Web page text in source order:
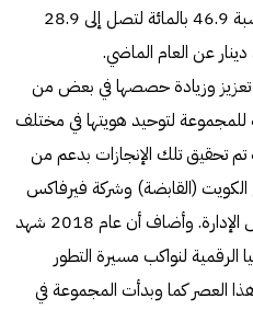
تحقيق نمو في الأقساط المكتتبة بنسبة 46.9 بالمائة لتصل إلى 28.9
تعزيز وزيادة حصصها في بعض من
للمجموعة لتوحيد هويتها في مختلف
تم تحقيق تلك الإنجازات بدعم من
(القابضة) وشركة فيرفاكس
فايننشال هولدينغز الكندية ومجلس الإدارة. وأضاف أن عام 2018 شهد
الرقمية لنواكب مسيرة التطور
العصر كما وبدأت المجموعة في